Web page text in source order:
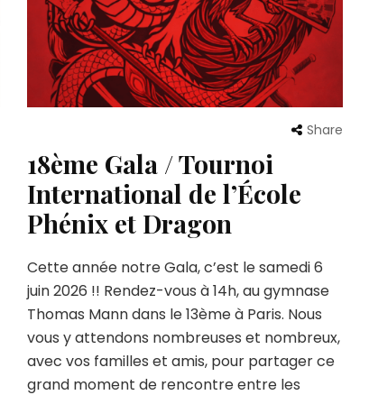
Share
18ème Gala / Tournoi
International de l’École
Phénix et Dragon
Cette année notre Gala, c’est le samedi 6
juin 2026 !! Rendez-vous à 14h, au gymnase
Thomas Mann dans le 13ème à Paris. Nous
vous y attendons nombreuses et nombreux,
avec vos familles et amis, pour partager ce
grand moment de rencontre entre les